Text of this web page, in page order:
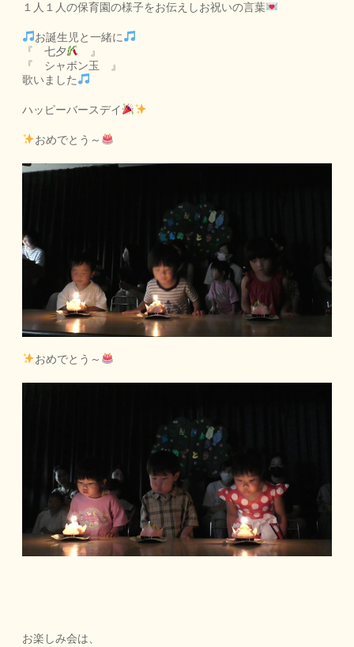
１人１人の保育園の様子をお伝えしお祝いの言葉
お誕生児と一緒に
『 七夕
』
『 シャボン玉 』
歌いました
ハッピーバースデイ
おめでとう～
おめでとう～
お楽しみ会は、